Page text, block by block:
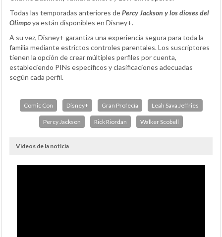
Todas las temporadas anteriores dePercy Jackson y los dioses del
Olimpoya están disponibles en Disney+.
A su vez, Disney+ garantiza una experiencia segura para toda la
familia mediante estrictos controles parentales. Los suscriptores
tienen la opción de crear múltiples perfiles por cuenta,
estableciendo PINs específicos y clasificaciones adecuadas
según cada perfil.
Comic Con Disney+ Gran Profecía Leah Sava Jeffries
Percy Jackson Rick Riordan Walker Scobell
Videos de la noticia